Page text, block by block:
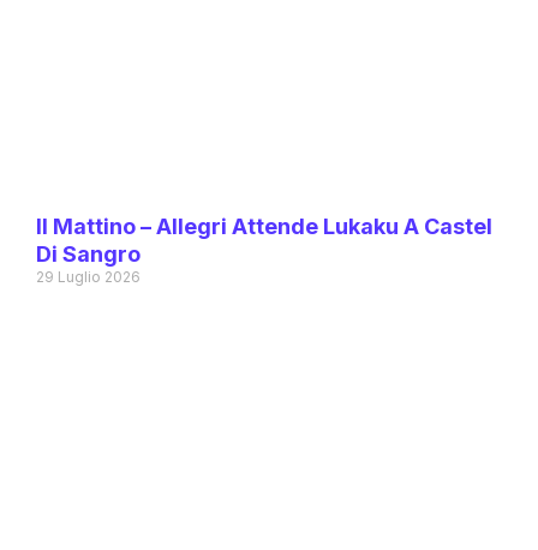
Il Mattino – Allegri Attende Lukaku A Castel
Di Sangro
29 Luglio 2026